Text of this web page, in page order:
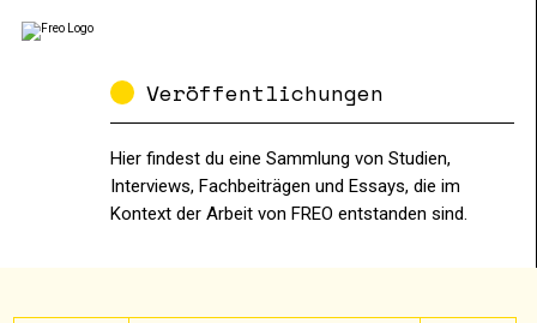
Veröffentlichungen
Hier findest du eine Sammlung von Studien,
Interviews, Fachbeiträgen und Essays, die im
Kontext der Arbeit von FREO entstanden sind.